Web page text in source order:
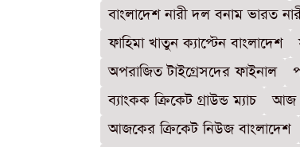
বাংলাদেশ নারী দল বনাম ভারত
ফাহিমা খাতুন ক্যাপ্টেন বাংলাদেশ
অপরাজিত টাইগ্রেসদের ফাইনাল
ব্যাংকক ক্রিকেট গ্রাউন্ড ম্যাচ
আজ
আজকের ক্রিকেট নিউজ বাংলাদেশ